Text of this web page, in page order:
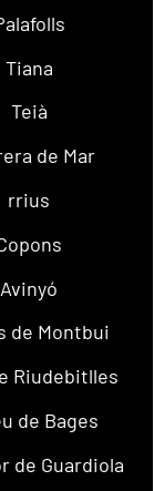
Tiana
Teià
de Mar
rrius
Avinyó
de Montbui
Riudebitlles
de Bages
de Guardiola